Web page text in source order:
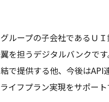
ループの子会社であるＵ
を担うデジタルバンクで
で提供する他、今後はAPI
イフプラン実現をサポー